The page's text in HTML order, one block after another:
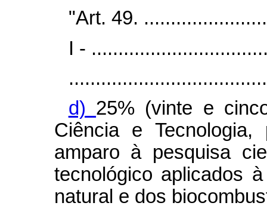
"Art. 49.
I -
d) 25% (vinte e
Ciência e
amparo à pesquisa
tecnológico aplicados
natural e dos